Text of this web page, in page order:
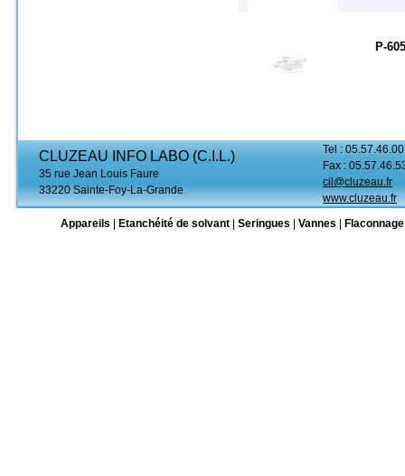
P-605
CLUZEAU INFO LABO (C.I.L.)
35 rue Jean Louis Faure
33220 Sainte-Foy-La-Grande
Tel :
Fax :
cil@cluzeau.fr
www.cluzeau.fr
Appareils
Etanchéité de solvant Seringues Vannes Flaconnage